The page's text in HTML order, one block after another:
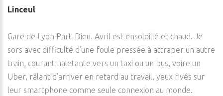
Linceul
Gare de Lyon Part-Dieu. Avril est ensoleillé et chaud. Je
sors avec difficulté d’une foule pressée à attraper un autre
train, courant haletante vers un taxi ou un bus, voire un
Uber, râlant d’arriver en retard au travail, yeux rivés sur
leur smartphone comme seule connexion au monde.